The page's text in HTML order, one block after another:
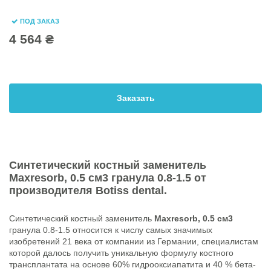
ПОД ЗАКАЗ
4 564 ₴
Заказать
Синтетический костный заменитель
Maxresorb, 0.5 см3 гранула 0.8-1.5 от
производителя Botiss dental.
Синтетический костный заменитель Maxresorb, 0.5 см3
гранула 0.8-1.5 относится к числу самых значимых
изобретений 21 века от компании из Германии, специалистам
которой далось получить уникальную формулу костного
трансплантата на основе 60% гидрооксиапатита и 40 % бета-